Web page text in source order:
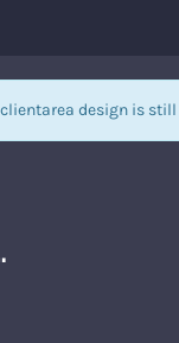
design is